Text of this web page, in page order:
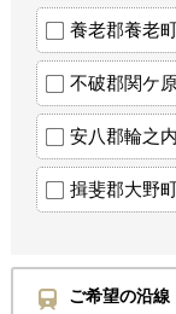
養老郡養老
不破郡関ケ
安八郡輪之
揖斐郡大野
ご希望の沿